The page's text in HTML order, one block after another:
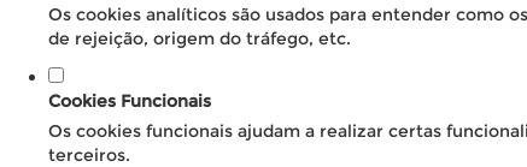
Os cookies analíticos são usados para entender como
de rejeição, origem do tráfego, etc.
Cookies Funcionais
Os cookies funcionais ajudam a realizar certas
terceiros.